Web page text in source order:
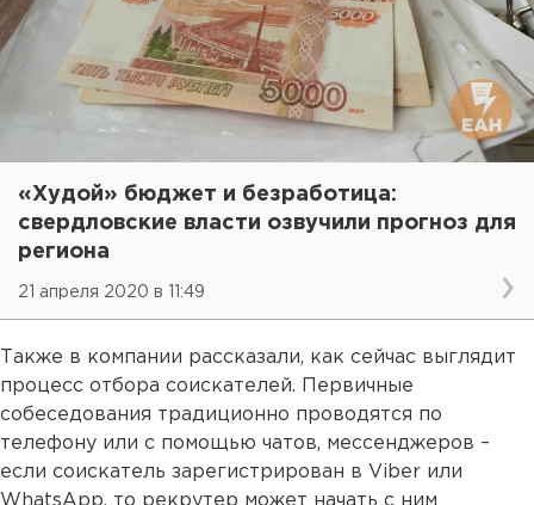
«Худой» бюджет и безработица:
свердловские власти озвучили прогноз для
региона
21 апреля 2020 в 11:49
Также в компании рассказали, как сейчас выглядит
процесс отбора соискателей. Первичные
собеседования традиционно проводятся по
телефону или с помощью чатов, мессенджеров –
если соискатель зарегистрирован в Viber или
WhatsApp, то рекрутер может начать с ним